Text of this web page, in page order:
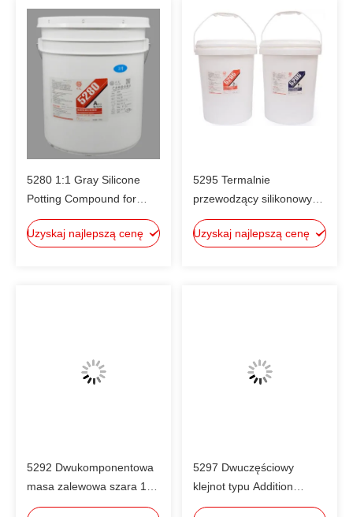
Potting & Circuit Board
Protection
5280 1:1 Gray Silicone
Potting Compound for
Electronics with High
Thermal Conductivity
Uzyskaj najlepszą cenę
5295 Termalnie
przewodzący silikonowy
związek do gotowania 1:1
mieszanka UL94V-0
Uzyskaj najlepszą cenę
5292 Dwukomponentowa
masa zalewowa szara 1:1,
przewodność cieplna 2,4-
5297 Dwuczęściowy
klejnot typu Addition
Potting Adhesive 1,5